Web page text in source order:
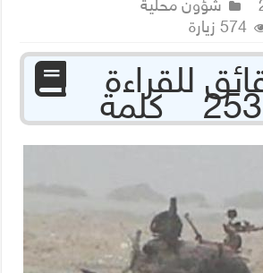
شؤون محلية
574 زيارة